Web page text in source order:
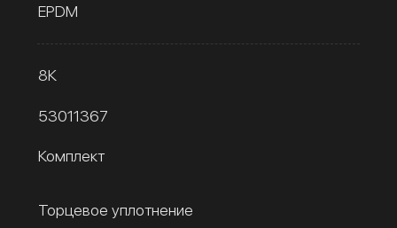
EPDM
8К
53011367
Комплект
Торцевое уплотнение